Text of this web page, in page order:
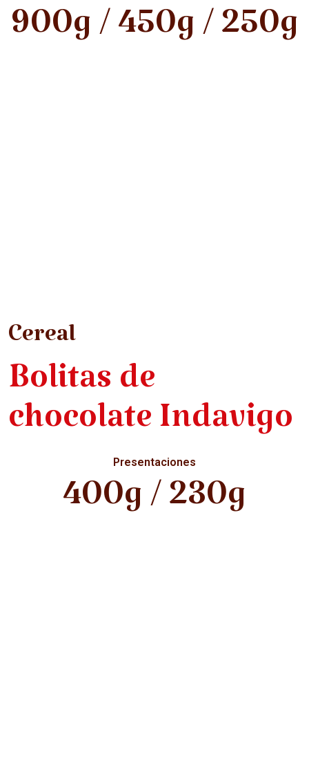
900g / 450g / 250g
Cereal
Bolitas de
chocolate Indavigo
Presentaciones
400g / 230g